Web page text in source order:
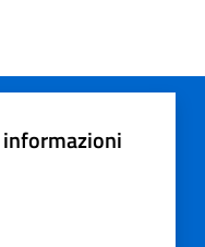
informazioni